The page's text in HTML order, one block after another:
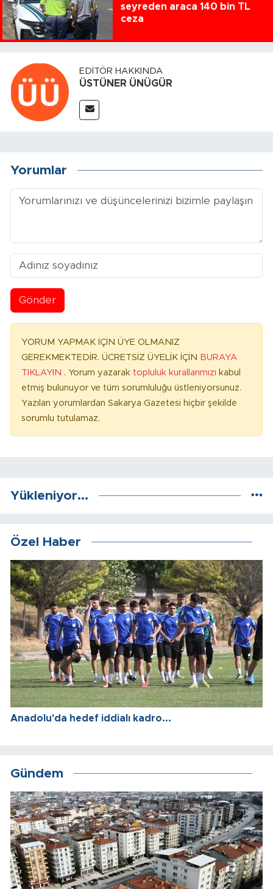
seyreden araca 140 bin TL
ceza
EDITÖR HAKKINDA
ÜSTÜNER ÜNÜGÜR
Yorumlar
Gönder
YORUM YAPMAK İÇİN ÜYE OLMANIZ
GEREKMEKTEDİR. ÜCRETSİZ ÜYELİK İÇİN BURAYA
TIKLAYIN . Yorum yazarak topluluk kurallarımızı kabul
etmiş bulunuyor ve tüm sorumluluğu üstleniyorsunuz.
Yazılan yorumlardan Sakarya Gazetesi hiçbir şekilde
sorumlu tutulamaz.
Yükleniyor...
Özel Haber
Anadolu'da hedef iddialı kadro...
Gündem